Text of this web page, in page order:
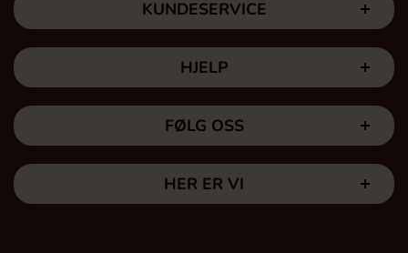
KUNDESERVICE
HJELP
FØLG OSS
HER ER VI